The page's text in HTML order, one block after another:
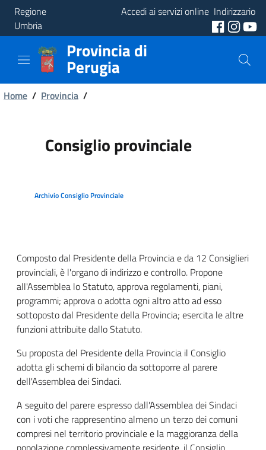
Regione
Umbria
Accedi ai servizi online Indirizzario
Provincia
Aree
Tematiche
Provincia di
Perugia
Briciole
Home / Provincia /
Consiglio provinciale
Archivio Consiglio Provinciale
Composto dal Presidente della Provincia e da 12 Consiglieri
provinciali, è l'organo di indirizzo e controllo. Propone
all'Assemblea lo Statuto, approva regolamenti, piani,
programmi; approva o adotta ogni altro atto ad esso
sottoposto dal Presidente della Provincia; esercita le altre
funzioni attribuite dallo Statuto.
Su proposta del Presidente della Provincia il Consiglio
adotta gli schemi di bilancio da sottoporre al parere
dell'Assemblea dei Sindaci.
A seguito del parere espresso dall'Assemblea dei Sindaci
con i voti che rappresentino almeno un terzo dei comuni
compresi nel territorio provinciale e la maggioranza della